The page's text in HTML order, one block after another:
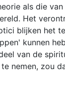
als die
Het
blijken het
kunnen
van de
nemen, zou